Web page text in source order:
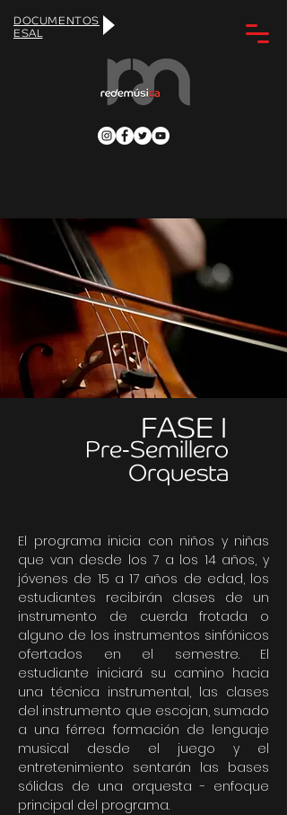
DOCUMENTOS
ESAL
FASE I
Pre-Semillero
Orquesta
El programa inicia con niños y niñas
que van desde los 7 a los 14 años, y
jóvenes de 15 a 17 años de edad, los
estudiantes recibirán clases de un
instrumento de cuerda frotada o
alguno de los instrumentos sinfónicos
ofertados en el semestre. El
estudiante iniciará su camino hacia
una técnica instrumental, las clases
del instrumento que escojan, sumado
a una férrea formación de lenguaje
musical desde el juego y el
entretenimiento sentarán las bases
sólidas de una orquesta - enfoque
principal del programa.